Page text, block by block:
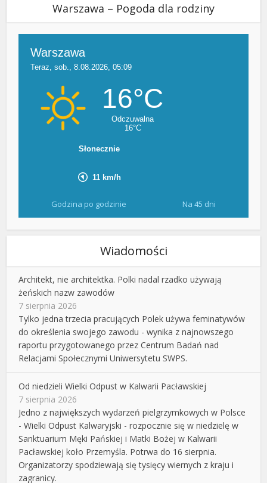
Warszawa – Pogoda dla rodziny
Godzina po godzinie Na 45 dni
Wiadomości
Architekt, nie architektka. Polki nadal rzadko używają
żeńskich nazw zawodów
7 sierpnia 2026
Tylko jedna trzecia pracujących Polek używa feminatywów
do określenia swojego zawodu - wynika z najnowszego
raportu przygotowanego przez Centrum Badań nad
Relacjami Społecznymi Uniwersytetu SWPS.
Od niedzieli Wielki Odpust w Kalwarii Pacławskiej
7 sierpnia 2026
Jedno z największych wydarzeń pielgrzymkowych w Polsce
- Wielki Odpust Kalwaryjski - rozpocznie się w niedzielę w
Sanktuarium Męki Pańskiej i Matki Bożej w Kalwarii
Pacławskiej koło Przemyśla. Potrwa do 16 sierpnia.
Organizatorzy spodziewają się tysięcy wiernych z kraju i
zagranicy.